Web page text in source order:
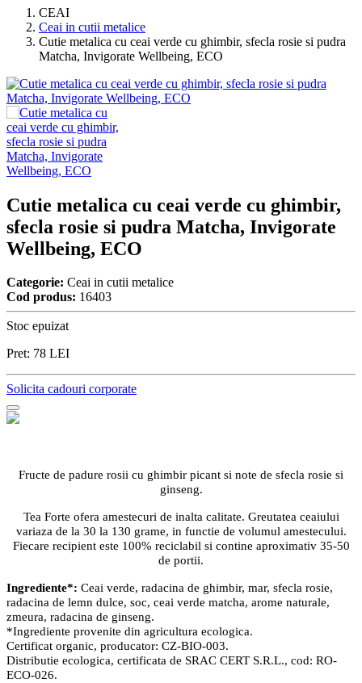
CEAI
Ceai in cutii metalice
Cutie metalica cu ceai verde cu ghimbir, sfecla rosie si pudra
Matcha, Invigorate Wellbeing, ECO
Cutie metalica cu ceai verde cu ghimbir,
sfecla rosie si pudra Matcha, Invigorate
Wellbeing, ECO
Categorie: Ceai in cutii metalice
Cod produs: 16403
Stoc epuizat
Pret: 78 LEI
Solicita cadouri corporate
Fructe de padure rosii cu ghimbir picant si note de sfecla rosie si
ginseng.
Tea Forte ofera amestecuri de inalta calitate. Greutatea ceaiului
variaza de la 30 la 130 grame, in functie de volumul amestecului.
Fiecare recipient este 100% reciclabil si contine aproximativ 35-50
de portii.
Ingrediente*: Ceai verde, radacina de ghimbir, mar, sfecla rosie,
radacina de lemn dulce, soc, ceai verde matcha, arome naturale,
zmeura, radacina de ginseng.
*Ingrediente provenite din agricultura ecologica.
Certificat organic, producator: CZ-BIO-003.
Distributie ecologica, certificata de SRAC CERT S.R.L., cod: RO-
ECO-026.